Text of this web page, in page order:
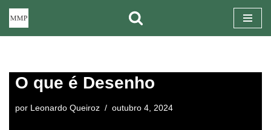
conteúdo
O que é Desenho
por Leonardo Queiroz outubro 4, 2024